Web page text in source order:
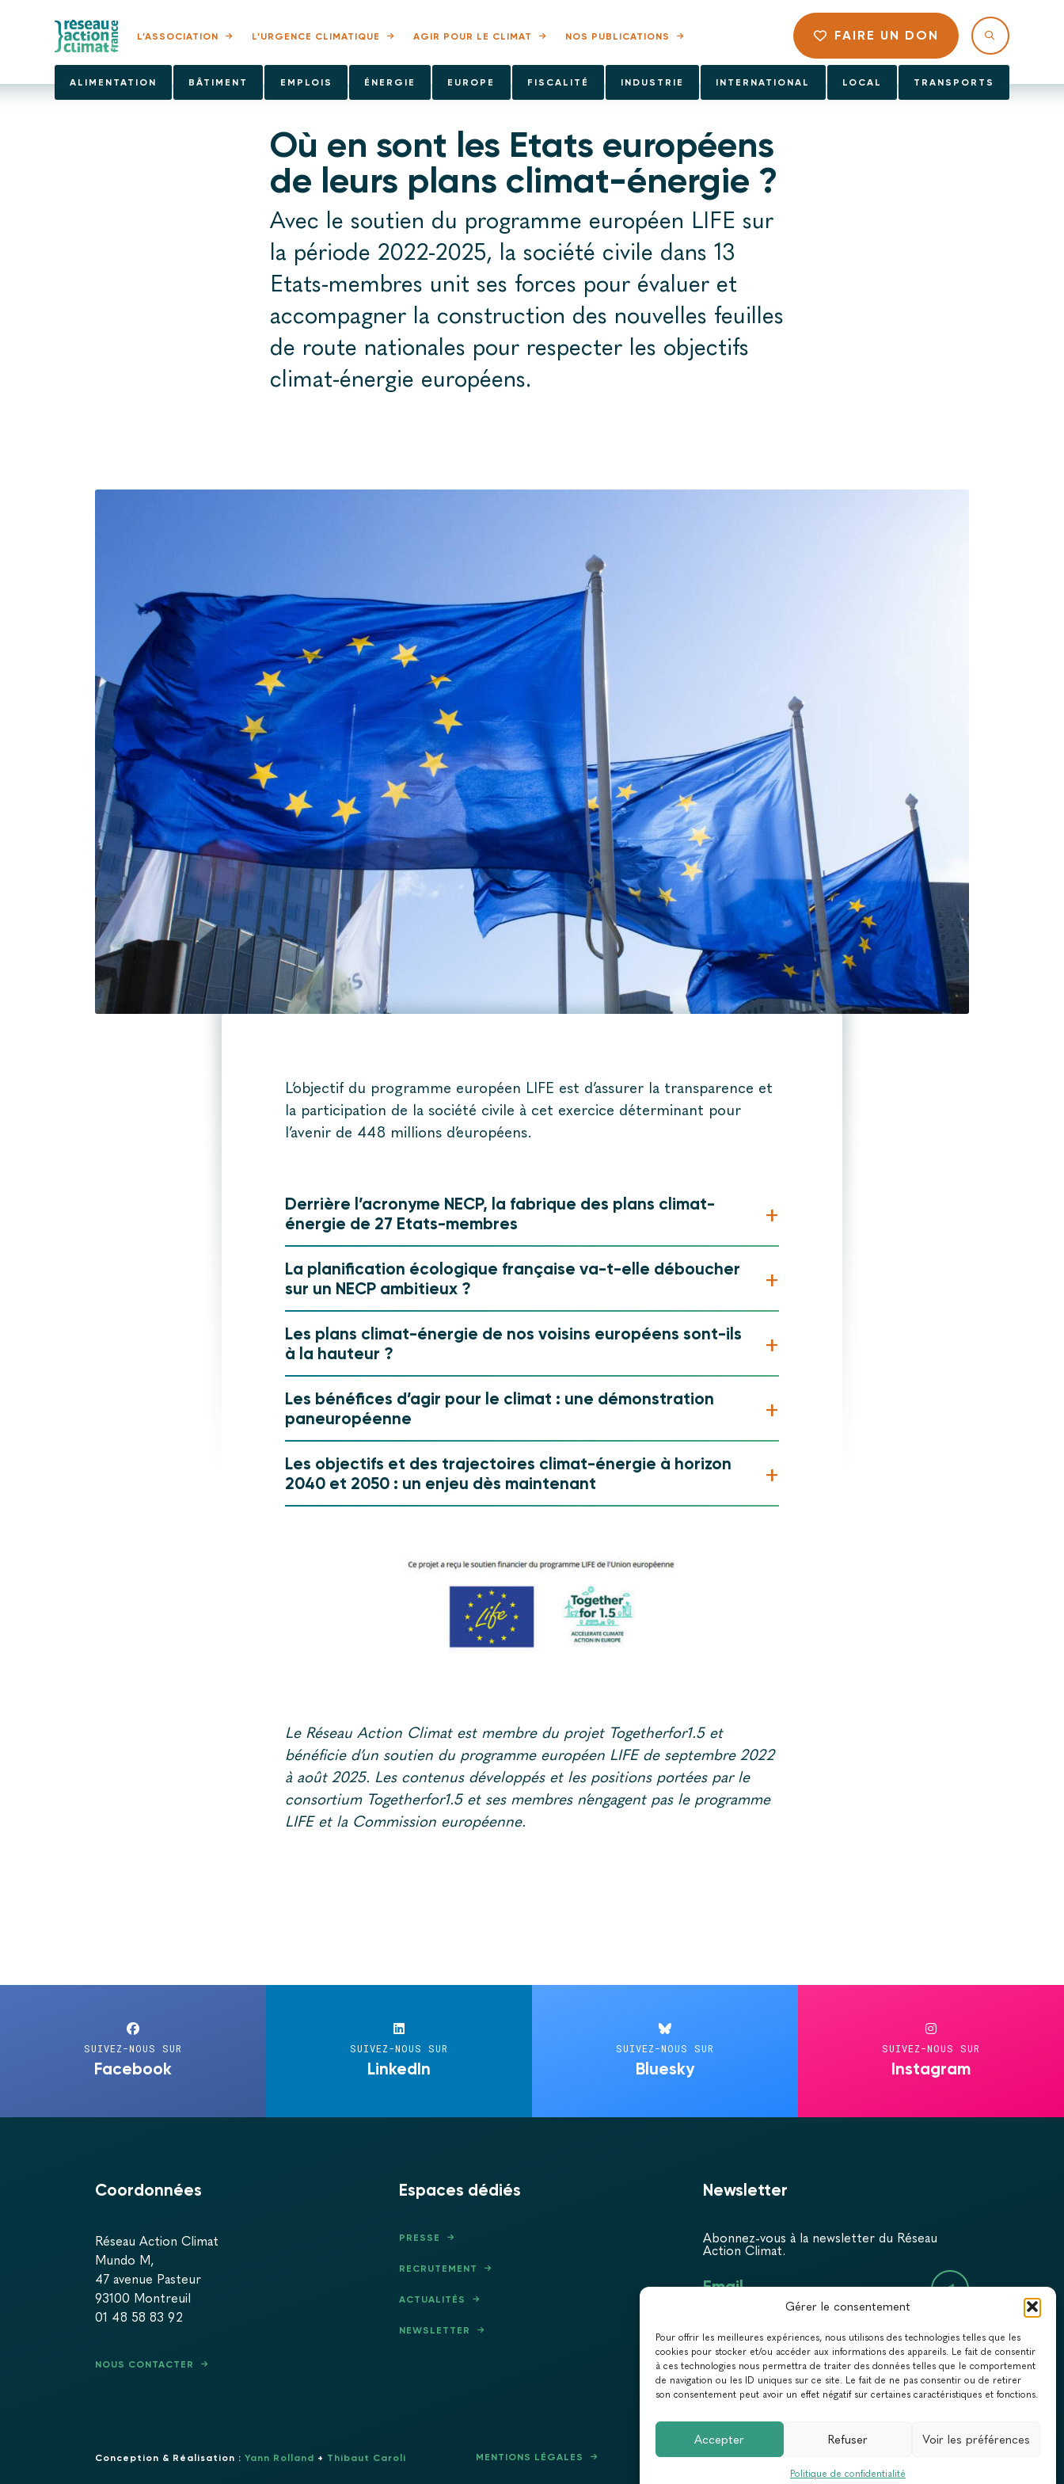
Gérer le consentement
Pour offrir les meilleures expériences, nous utilisons des technologies telles que les
cookies pour stocker et/ou accéder aux informations des appareils. Le fait de consentir
à ces technologies nous permettra de traiter des données telles que le comportement
de navigation ou les ID uniques sur ce site. Le fait de ne pas consentir ou de retirer
son consentement peut avoir un effet négatif sur certaines caractéristiques et fonctions.
Accepter Refuser Voir les préférences
Politique de confidentialité
L’ASSOCIATION L’URGENCE CLIMATIQUE AGIR POUR LE CLIMAT NOS PUBLICATIONS FAIRE UN DON
ALIMENTATION BÂTIMENT EMPLOIS ÉNERGIE EUROPE FISCALITÉ INDUSTRIE INTERNATIONAL LOCAL TRANSPORTS
Où en sont les Etats européens
de leurs plans climat-énergie ?
Avec le soutien du programme européen LIFE sur
la période 2022-2025, la société civile dans 13
Etats-membres unit ses forces pour évaluer et
accompagner la construction des nouvelles feuilles
de route nationales pour respecter les objectifs
climat-énergie européens.
L’objectif du programme européen LIFE est d’assurer la transparence et
la participation de la société civile à cet exercice déterminant pour
l’avenir de 448 millions d’européens.
Derrière l’acronyme NECP, la fabrique des plans climat-
énergie de 27 Etats-membres
+
La planification écologique française va-t-elle déboucher
sur un NECP ambitieux ?
+
Les plans climat-énergie de nos voisins européens sont-ils
à la hauteur ?
+
Les bénéfices d’agir pour le climat : une démonstration
paneuropéenne
+
Les objectifs et des trajectoires climat-énergie à horizon
2040 et 2050 : un enjeu dès maintenant
+
Le Réseau Action Climat est membre du projet Togetherfor1.5 et
bénéficie d’un soutien du programme européen LIFE de septembre 2022
à août 2025. Les contenus développés et les positions portées par le
consortium Togetherfor1.5 et ses membres n’engagent pas le programme
LIFE et la Commission européenne.
SUIVEZ-NOUS SUR
Facebook
SUIVEZ-NOUS SUR
LinkedIn
SUIVEZ-NOUS SUR
Bluesky
SUIVEZ-NOUS SUR
Instagram
Coordonnées
Réseau Action Climat
Mundo M,
47 avenue Pasteur
93100 Montreuil
01 48 58 83 92
NOUS CONTACTER
Espaces dédiés
PRESSE
RECRUTEMENT
ACTUALITÉS
NEWSLETTER
Newsletter
Abonnez-vous à la newsletter du Réseau
Action Climat.
Email
Conception & Réalisation : Yann Rolland + Thibaut Caroli MENTIONS LÉGALES POLITIQUE DE CONFIDENTIALITÉ